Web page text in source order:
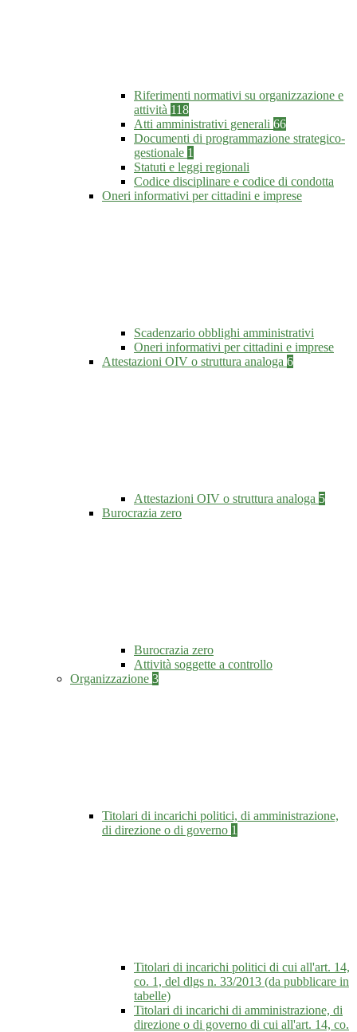
Riferimenti normativi su organizzazione e
attività 118
Atti amministrativi generali 66
Documenti di programmazione strategico-
gestionale 1
Statuti e leggi regionali
Codice disciplinare e codice di condotta
Oneri informativi per cittadini e imprese
Scadenzario obblighi amministrativi
Oneri informativi per cittadini e imprese
Attestazioni OIV o struttura analoga 6
Attestazioni OIV o struttura analoga 5
Burocrazia zero
Burocrazia zero
Attività soggette a controllo
Organizzazione 3
Titolari di incarichi politici, di amministrazione,
di direzione o di governo 1
Titolari di incarichi politici di cui all'art. 14,
co. 1, del dlgs n. 33/2013 (da pubblicare in
tabelle)
Titolari di incarichi di amministrazione, di
direzione o di governo di cui all'art. 14, co.